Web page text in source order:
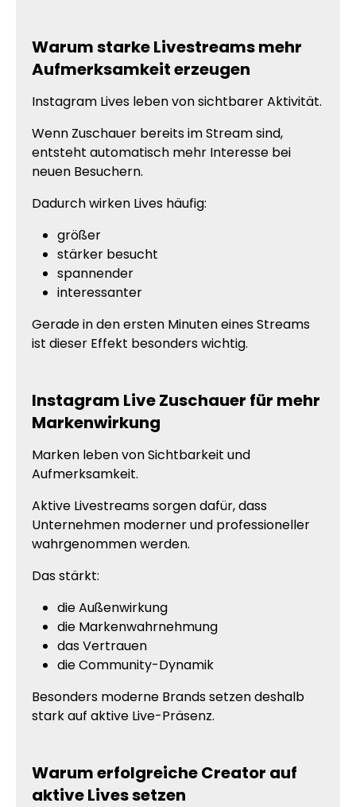
Warum starke Livestreams mehr
Aufmerksamkeit erzeugen
Instagram Lives leben von sichtbarer Aktivität.
Wenn Zuschauer bereits im Stream sind,
entsteht automatisch mehr Interesse bei
neuen Besuchern.
Dadurch wirken Lives häufig:
größer
stärker besucht
spannender
interessanter
Gerade in den ersten Minuten eines Streams
ist dieser Effekt besonders wichtig.
Instagram Live Zuschauer für mehr
Markenwirkung
Marken leben von Sichtbarkeit und
Aufmerksamkeit.
Aktive Livestreams sorgen dafür, dass
Unternehmen moderner und professioneller
wahrgenommen werden.
Das stärkt:
die Außenwirkung
die Markenwahrnehmung
das Vertrauen
die Community-Dynamik
Besonders moderne Brands setzen deshalb
stark auf aktive Live-Präsenz.
Warum erfolgreiche Creator auf
aktive Lives setzen